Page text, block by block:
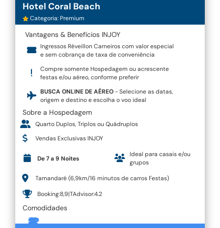
Hotel Coral Beach
Categoria: Premium
Vantagens & Benefícios INJOY
Ingressos Réveillon Carneiros com valor especial
e sem cobrança de taxa de conveniência
Compre somente Hospedagem ou acrescente
festas e/ou aéreo, conforme preferir
BUSCA ONLINE DE AÉREO- Selecione as datas,
origem e destino e escolha o voo ideal
Sobre a Hospedagem
Quarto Duplos, Triplos ou Quádruplos
Vendas Exclusivas INJOY
De 7 a 9 Noites
Ideal para casais e/ou
grupos
Tamandaré (6,9km/16 minutos de carros Festas)
Booking:8,9|TAdvisor:4.2
Comodidades